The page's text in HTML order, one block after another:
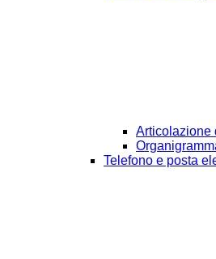
Articolazione
Telefono e posta